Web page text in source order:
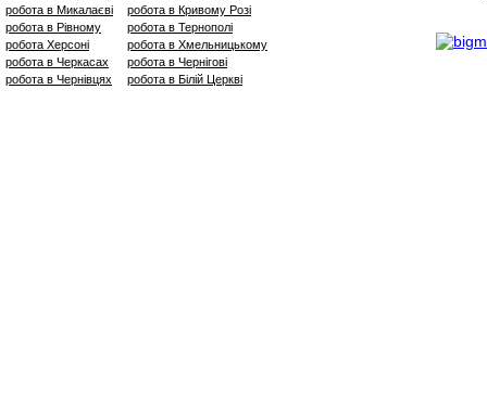
робота в Микалаєві
робота в Рівному
робота Херсоні
робота в Черкасах
робота в Чернівцях
робота в Кривому Розі
робота в Тернополі
робота в Хмельницькому
робота в Чернігові
робота в Білій Церкві